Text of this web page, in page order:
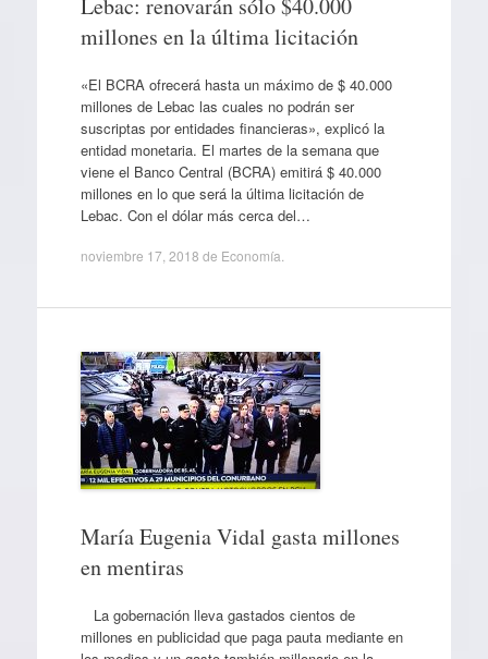
Lebac: renovarán sólo $40.000
millones en la última licitación
«El BCRA ofrecerá hasta un máximo de $ 40.000
millones de Lebac las cuales no podrán ser
suscriptas por entidades financieras», explicó la
entidad monetaria. El martes de la semana que
viene el Banco Central (BCRA) emitirá $ 40.000
millones en lo que será la última licitación de
Lebac. Con el dólar más cerca del…
noviembre 17, 2018 de Economía
María Eugenia Vidal gasta millones
en mentiras
La gobernación lleva gastados cientos de
millones en publicidad que paga pauta mediante en